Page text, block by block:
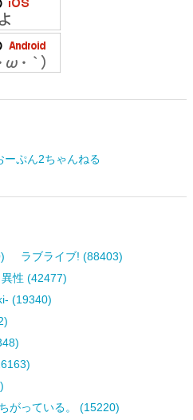
ーぷん2ちゃんねる
ラブライブ! (88403)
異性 (42477)
(19340)
がっている。 (15220)